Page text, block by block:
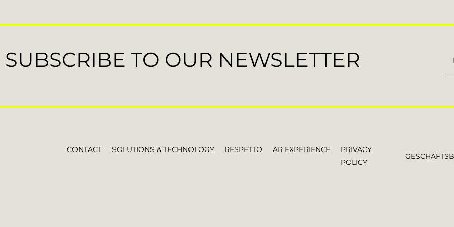
SUBSCRIBE TO OUR NEWSLETTER
AR EXPERIENCE
RESPETTO
SOLUTIONS & TECHNOLOGY
CONTACT
PRIVACY
POLICY